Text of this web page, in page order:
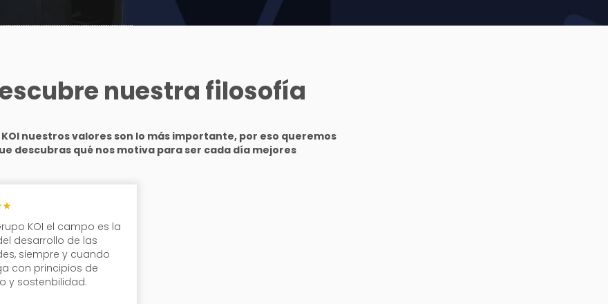
nuestra filosofía
KOI nuestros valores son lo más importante, por eso queremos
descubras qué nos motiva para ser cada día mejores
KOI el campo es la
desarrollo de las
siempre y cuando
con principios de
y sostenbilidad.